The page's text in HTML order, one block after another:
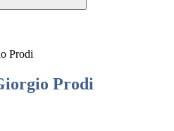
Prodi
Prodi